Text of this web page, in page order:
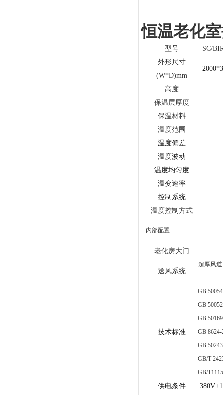
恒温老化室
型号
SC/
外形尺寸
(W*D)mm
高度
保温层厚度
保温材料
温度范围
温度偏差
温度波动
温度均匀度
温变速率
控制系统
温度控制方式
内部配置
老化房大门
送风系统
超厚风
技术标准
GB
GB
GB
GB 8624-
GB
GB/T
GB/
供电条件 380V